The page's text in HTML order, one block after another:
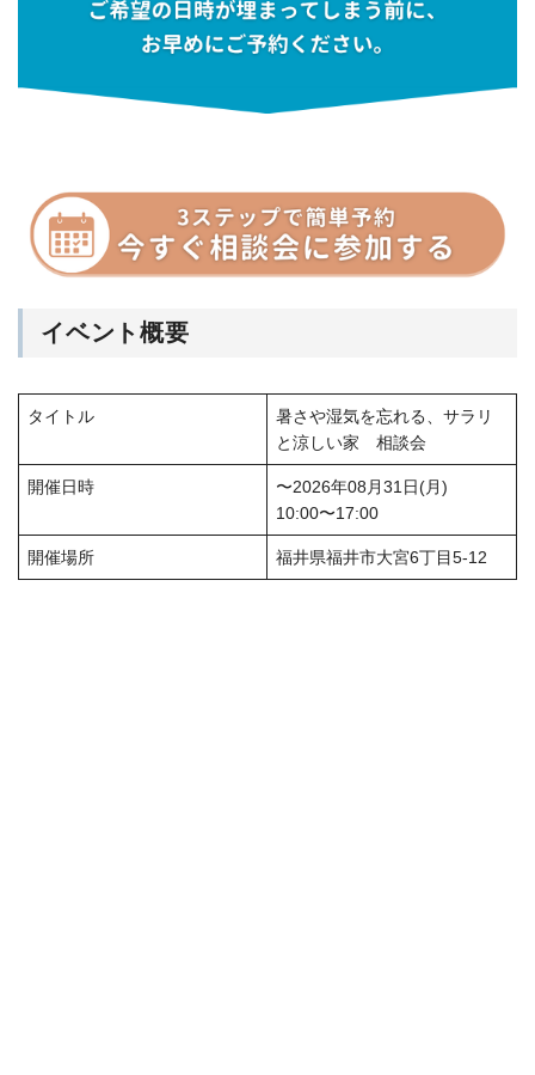
イベント概要
タイトル
暑さや湿気を忘れる、サラリ
と涼しい家 相談会
開催日時
〜2026年08月31日(月)
10:00〜17:00
開催場所 福井県福井市大宮6丁目5-12